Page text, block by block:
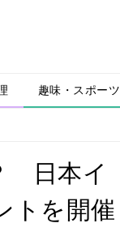
趣味・スポーツ
日本イ
トを開催